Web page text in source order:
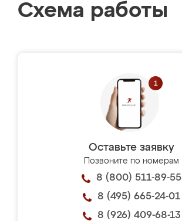
Схема работы
Оставьте заявку
Позвоните по номерам
8 (800) 511-89-55
8 (495) 665-24-01
8 (926) 409-68-13